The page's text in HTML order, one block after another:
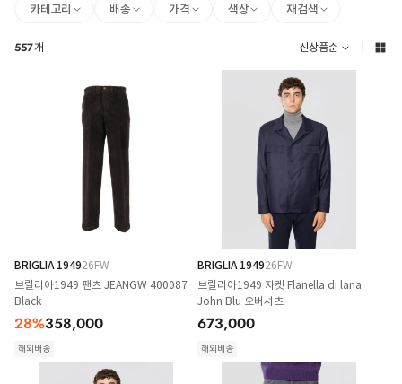
카테고리 배송 가격 색상 재검색
557개 신상품순
BRIGLIA 194926FW
브릴리아1949 팬츠 JEANGW 400087
Black
28%358,000
해외배송
BRIGLIA 194926FW
브릴리아1949 자켓 Flanella di lana
John Blu 오버셔츠
673,000
해외배송